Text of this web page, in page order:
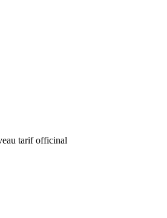
tarif officinal